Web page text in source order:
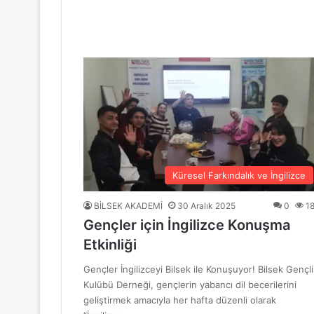
10 Haziran 2026
BİLSEK Türk Sanat Müziği Korosu
4 Haziran 2026
“Sevda ve Nostalji Yolculuğu”
18 Mayıs 2026
GENÇ YÜREKLER ŞİİRLE BULUŞTU
6 Mayıs 2026
Küresel Farkındalık ve İngilizce
BİLSEK AKADEMİ 30 Aralık 2025 0
Gençler için İngilizce Konuşma
Etkinliği
Gençler İngilizceyi Bilsek ile Konuşuyor! Bilsek
Kulübü Derneği, gençlerin yabancı dil becerilerini
geliştirmek amacıyla her hafta düzenli olarak